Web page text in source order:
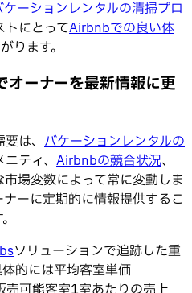
ケーションレンタルの清掃プロ
トにとってAirbnbでの良い体
ります。
ーナーを最新情報に更
は、 バケーションレンタルの
ティ、 Airbnbの競合状況、
場変数によって常に変動しま
ーに定期的に情報提供するこ
ソリューションで追跡した重
的には平均客室単価